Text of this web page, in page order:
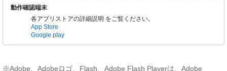
動作確認端末
各アプリストアの詳細説明 をご覧ください。
App Store
Google play
※Adobe、Adobeロゴ、Flash、Adobe Flash Playerは、Adobe